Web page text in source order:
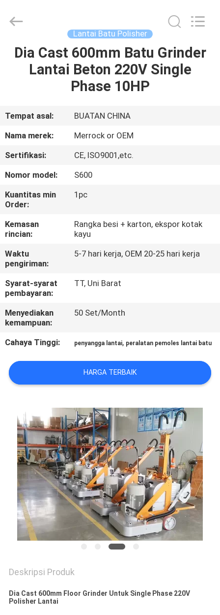
RUMAH
TENTANG
KAMI
TUR
PABRIK
KONTROL
KUALITAS
HUBUNGI
KAMI
BERITA
SITEMAP
PRIVACY
POLICY
Industry
Co.,Ltd.
Lantai Batu Polisher
Dia Cast 600mm Batu Grinder
Lantai Beton 220V Single
Phase 10HP
Tempat asal:
BUATAN CHINA
Nama merek:
Merrock or OEM
Sertifikasi:
CE, ISO9001,etc.
Nomor model:
S600
Kuantitas min
Order:
1pc
Kemasan
rincian:
Rangka besi + karton, ekspor kotak
kayu
Waktu
pengiriman:
5-7 hari kerja, OEM 20-25 hari kerja
Syarat-syarat
pembayaran:
TT, Uni Barat
Menyediakan
kemampuan:
50 Set/Month
Cahaya Tinggi: penyangga lantai, peralatan pemoles lantai batu
HARGA TERBAIK
Deskripsi Produk
Dia Cast 600mm Floor Grinder Untuk Single Phase 220V
Polisher Lantai